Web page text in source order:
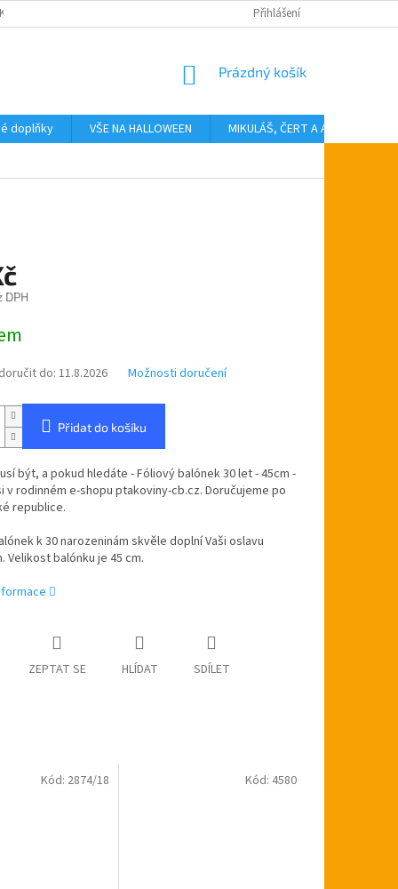
Přihlášení
NÁKUPNÍ
Prázdný košík
doplňky VŠE NA HALLOWEEN MIKULÁŠ, ČERT A ANDĚL
DPH
do: 11.8.2026 Možnosti doručení
Přidat do košíku
být, a pokud hledáte - Fóliový balónek 30 let - 45cm -
v rodinném e-shopu ptakoviny-cb.cz. Doručujeme po
republice.
k 30 narozeninám skvěle doplní Vaši oslavu
Velikost balónku je 45 cm.
ZEPTAT SE HLÍDAT SDÍLET
Kód: 2874/18 Kód: 4580